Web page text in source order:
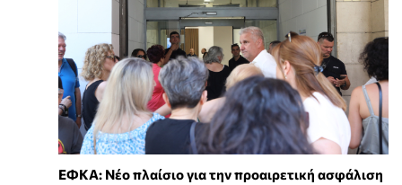
ΕΦΚΑ: Νέο πλαίσιο για την προαιρετική ασφάλιση